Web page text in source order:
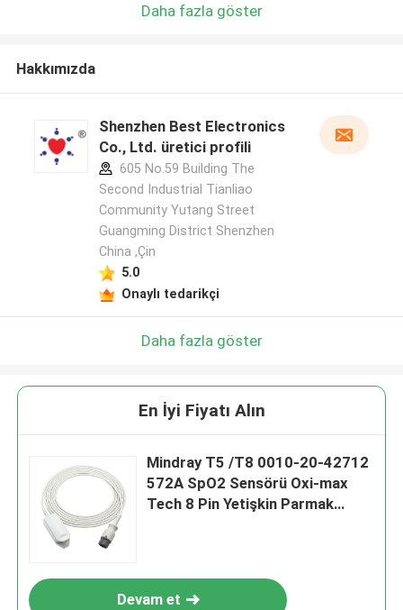
Daha fazla göster
Hakkımızda
Shenzhen Best Electronics
Co., Ltd. üretici profili
605 No.59 Building The
Second Industrial Tianliao
Community Yutang Street
Guangming District Shenzhen
China ,Çin
5.0
Onaylı tedarikçi
Daha fazla göster
En İyi Fiyatı Alın
Mindray T5 /T8 0010-20-42712
572A SpO2 Sensörü Oxi-max
Tech 8 Pin Yetişkin Parmak
Devam et